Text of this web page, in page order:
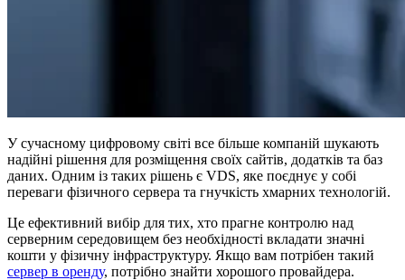
У сучасному цифровому світі все більше компаній шукають
надійні рішення для розміщення своїх сайтів, додатків та баз
даних. Одним із таких рішень є VDS, яке поєднує у собі
переваги фізичного сервера та гнучкість хмарних технологій.
Це ефективний вибір для тих, хто прагне контролю над
серверним середовищем без необхідності вкладати значні
кошти у фізичну інфраструктуру. Якщо вам потрібен такий
сервер в оренду, потрібно знайти хорошого провайдера.